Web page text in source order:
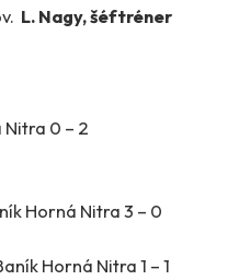
L. Nagy, šéftréner
Nitra 0 – 2
Horná Nitra 3 – 0
Horná Nitra 1 – 1